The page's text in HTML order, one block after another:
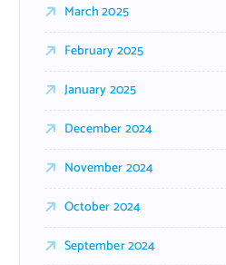
March 2025
February 2025
January 2025
December 2024
November 2024
October 2024
September 2024